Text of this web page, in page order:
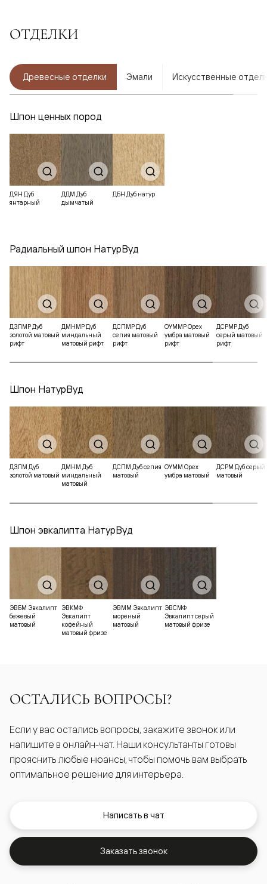
ОТДЕЛКИ
Древесные отделки Эмали Искусственные
Шпон ценных пород
ДЯН Дуб
янтарный
ДДМ Дуб
дымчатый
ДБН Дуб натур
Радиальный шпон НатурВуд
ДЗЛМР Дуб
золотой матовый
рифт
ДМНМР Дуб
миндальный
матовый рифт
ДСПМР Дуб
сепия матовый
рифт
ОУММР Орех
умбра матовый
рифт
ДСРМР Дуб
серый матовый
рифт
Шпон НатурВуд
ДЗЛМ Дуб
золотой матовый
ДМНМ Дуб
миндальный
матовый
ДСПМ Дуб сепия
матовый
ОУММ Орех
умбра матовый
ДСРМ Дуб серый
матовый
Шпон эвкалипта НатурВуд
ЭВБМ Эвкалипт
бежевый
матовый
ЭВКМФ
Эвкалипт
кофейный
матовый фризе
ЭВММ Эвкалипт
мореный
матовый
ЭВСМФ
Эвкалипт серый
матовый фризе
ОСТАЛИСЬ ВОПРОСЫ?
Если у вас остались вопросы, закажите звонок или
напишите в онлайн-чат. Наши консультанты готовы
прояснить любые нюансы, чтобы помочь вам выбрать
оптимальное решение для интерьера.
Написать в чат
Заказать звонок